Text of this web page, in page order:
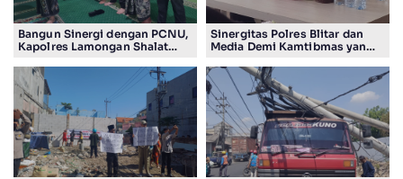
Bangun Sinergi dengan PCNU,
Kapolres Lamongan Shalat
Pengurus
Sinergitas Polres Blitar dan
Media Demi Kamtibmas yang